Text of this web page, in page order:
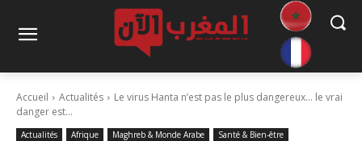
Accueil Actualités
Le virus Hanta n’est pas le plus dangereux… le vrai
danger est...
Actualités Afrique Maghreb & Monde Arabe
Santé & Bien-être